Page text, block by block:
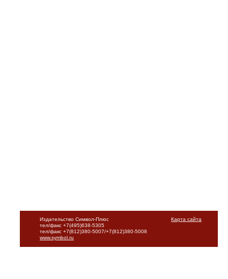
Карта сайта
Издательство Символ-Плюс
тел/факс +7(495)638-5305
тел/факс +7(812)380-5007/+7(812)380-5008
www.symbol.ru